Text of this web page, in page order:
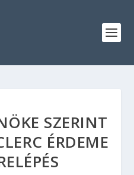
SZERINT
ÉRDEME